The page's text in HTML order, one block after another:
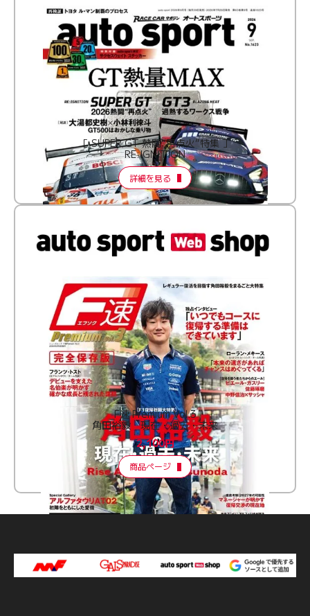
［ SUPER GT 熱闘“再点火”特集 ］
RE:IGNITION
詳細を見る
F速 Premium Vol.3
角田裕毅 現在・過去・未来
2,100円
商品ページ